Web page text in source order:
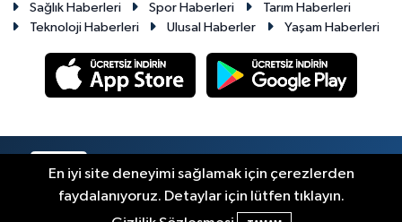
Sağlık Haberleri
Spor Haberleri
Tarım Haberleri
Teknoloji Haberleri
Ulusal Haberler Yaşam Haberleri
En iyi site deneyimi sağlamak için çerezlerden
faydalanıyoruz. Detaylar için lütfen tıklayın.